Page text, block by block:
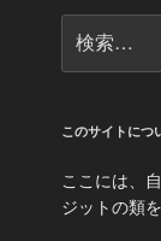
索:
このサイトにつ
ここには、
ジットの類